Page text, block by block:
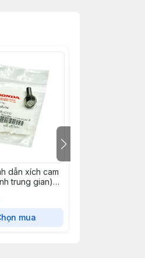
dẫn xích cam
trung gian)
mua